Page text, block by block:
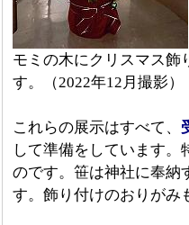
モミの木にクリスマス飾
す。（2022年12月撮影）
これらの展示はすべて、
して準備をしています
のです。笹は神社に奉納
す。飾り付けのおりがみ